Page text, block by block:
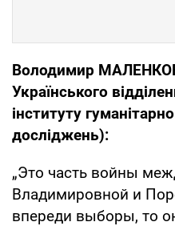
Володимир
Українського
інституту
досліджень):
„Это часть войны
Владимировной и
впереди выборы, то